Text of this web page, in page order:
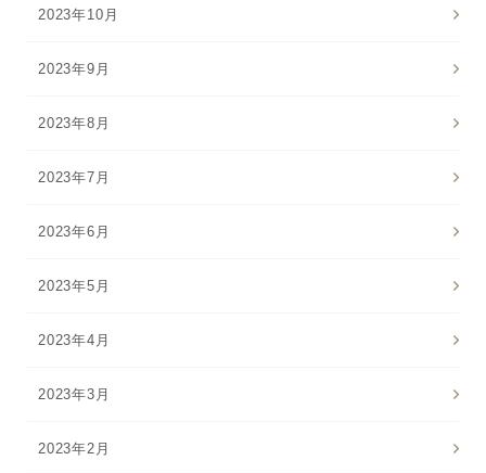
2023年10月
2023年9月
2023年8月
2023年7月
2023年6月
2023年5月
2023年4月
2023年3月
2023年2月